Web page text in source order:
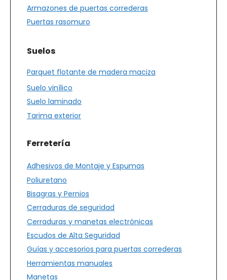
Armazones de puertas correderas
Puertas rasomuro
Suelos
Parquet flotante de madera maciza
Suelo vinílico
Suelo laminado
Tarima exterior
Ferretería
Adhesivos de Montaje y Espumas
Poliuretano
Bisagras y Pernios
Cerraduras de seguridad
Cerraduras y manetas electrónicas
Escudos de Alta Seguridad
Guías y accesorios para puertas correderas
Herramientas manuales
Manetas